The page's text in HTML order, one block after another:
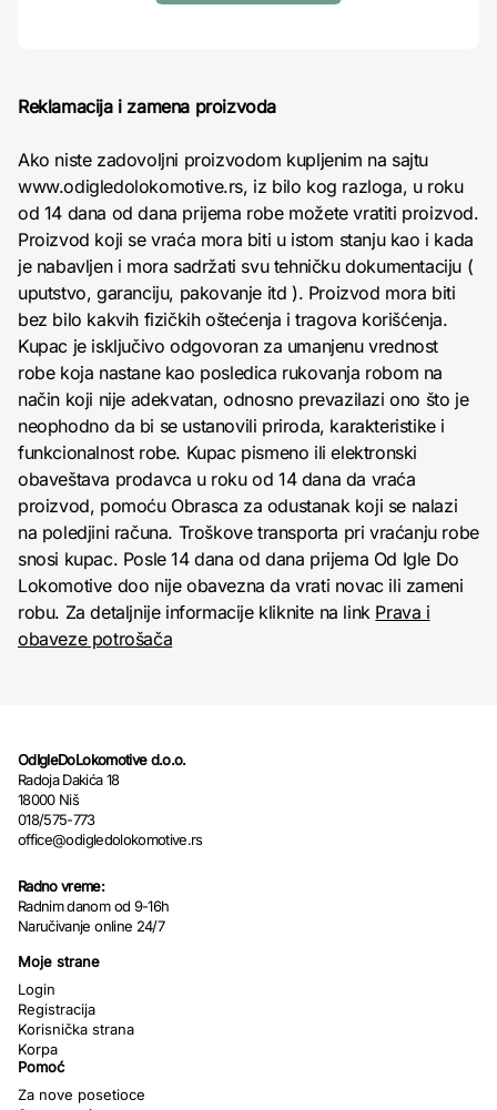
Reklamacija i zamena proizvoda
Ako niste zadovoljni proizvodom kupljenim na sajtu
www.odigledolokomotive.rs, iz bilo kog razloga, u roku
od 14 dana od dana prijema robe možete vratiti proizvod.
Proizvod koji se vraća mora biti u istom stanju kao i kada
je nabavljen i mora sadržati svu tehničku dokumentaciju (
uputstvo, garanciju, pakovanje itd ). Proizvod mora biti
bez bilo kakvih fizičkih oštećenja i tragova korišćenja.
Kupac je isključivo odgovoran za umanjenu vrednost
robe koja nastane kao posledica rukovanja robom na
način koji nije adekvatan, odnosno prevazilazi ono što je
neophodno da bi se ustanovili priroda, karakteristike i
funkcionalnost robe. Kupac pismeno ili elektronski
obaveštava prodavca u roku od 14 dana da vraća
proizvod, pomoću Obrasca za odustanak koji se nalazi
na poledjini računa. Troškove transporta pri vraćanju robe
snosi kupac. Posle 14 dana od dana prijema Od Igle Do
Lokomotive doo nije obavezna da vrati novac ili zameni
robu. Za detaljnije informacije kliknite na link Prava i
obaveze potrošača
OdIgleDoLokomotive d.o.o.
Radoja Dakića 18
18000 Niš
018/575-773
office@odigledolokomotive.rs
Radno vreme:
Radnim danom od 9-16h
Naručivanje online 24/7
Moje strane
Login
Registracija
Korisnička strana
Korpa
Pomoć
Za nove posetioce